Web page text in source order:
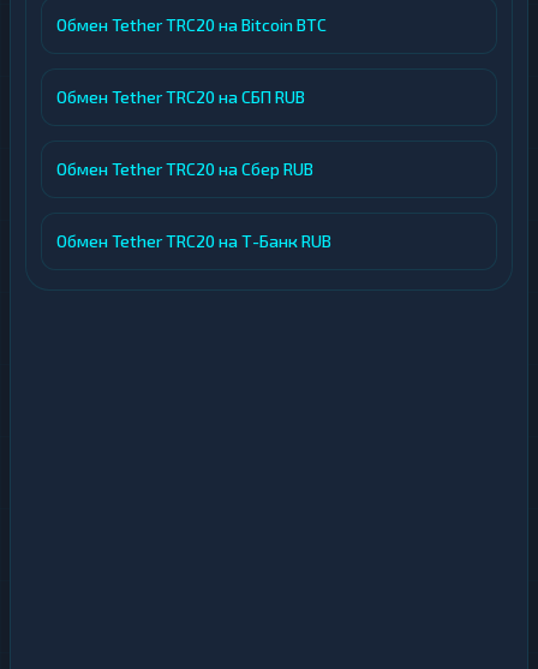
Обмен Tether TRC20 на Bitcoin BTC
Обмен Tether TRC20 на СБП RUB
Обмен Tether TRC20 на Сбер RUB
Обмен Tether TRC20 на Т-Банк RUB